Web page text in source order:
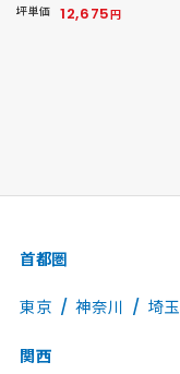
坪単価 12,675円
首都圏
東京 神奈川 埼玉
関西